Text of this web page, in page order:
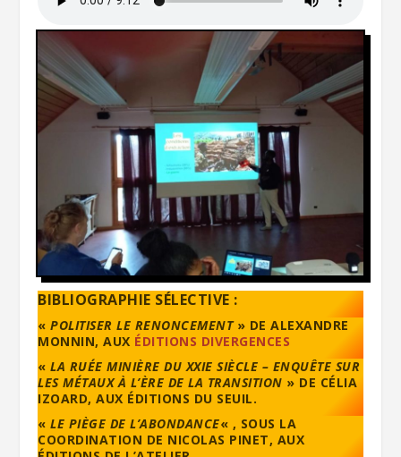
BIBLIOGRAPHIE SÉLECTIVE :
«POLITISER LE RENONCEMENT» DE ALEXANDRE
MONNIN, AUX ÉDITIONS DIVERGENCES
«LA RUÉE MINIÈRE DU XXIE SIÈCLE – ENQUÊTE SUR
LES MÉTAUX À L’ÈRE DE LA TRANSITION » DE CÉLIA
IZOARD, AUX ÉDITIONS DU SEUIL.
«LE PIÈGE DE L’ABONDANCE« , SOUS LA
COORDINATION DE NICOLAS PINET, AUX